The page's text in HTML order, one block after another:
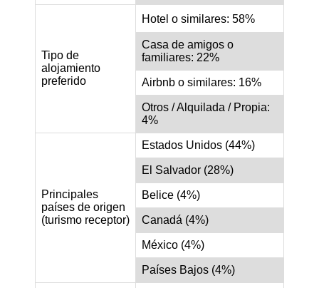
Tipo de
alojamiento
preferido
Hotel o similares: 58%
Casa de amigos o
familiares: 22%
Airbnb o similares: 16%
Otros / Alquilada / Propia:
4%
Principales
países de origen
(turismo receptor)
Estados Unidos (44%)
El Salvador (28%)
Belice (4%)
Canadá (4%)
México (4%)
Países Bajos (4%)